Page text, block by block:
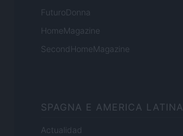
FuturoDonna
HomeMagazine
SecondHomeMagazine
SPAGNA E AMERICA LATINA
Actualidad